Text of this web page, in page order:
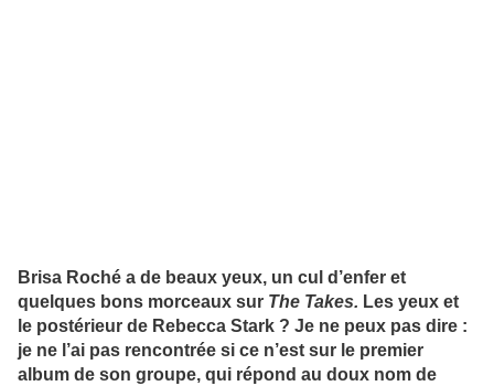
Brisa Roché a de beaux yeux, un cul d’enfer et
quelques bons morceaux sur The Takes. Les yeux et
le postérieur de Rebecca Stark ? Je ne peux pas dire :
je ne l’ai pas rencontrée si ce n’est sur le premier
album de son groupe, qui répond au doux nom de